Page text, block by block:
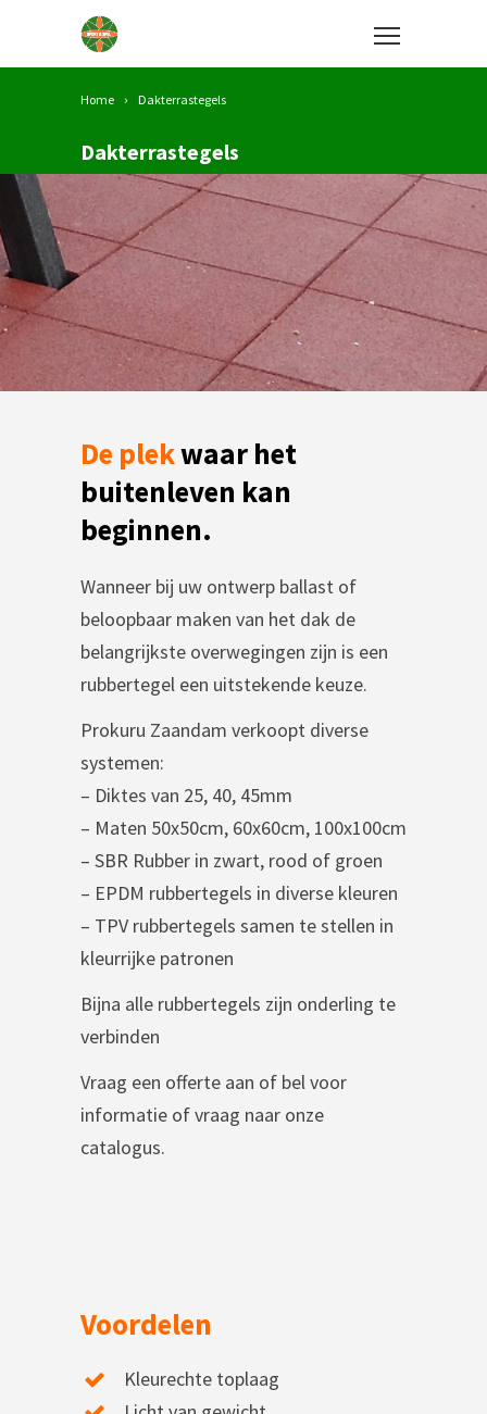
Home Dakterrastegels
Dakterrastegels
De plekwaar het
buitenleven kan
beginnen.
Wanneer bij uw ontwerp ballast of
beloopbaar maken van het dak de
belangrijkste overwegingen zijn is een
rubbertegel een uitstekende keuze.
Prokuru Zaandam verkoopt diverse
systemen:
– Diktes van 25, 40, 45mm
– Maten 50x50cm, 60x60cm, 100x100cm
– SBR Rubber in zwart, rood of groen
– EPDM rubbertegels in diverse kleuren
– TPV rubbertegels samen te stellen in
kleurrijke patronen
Bijna alle rubbertegels zijn onderling te
verbinden
Vraag een offerte aan of bel voor
informatie of vraag naar onze
catalogus.
Voordelen
Kleurechte toplaag